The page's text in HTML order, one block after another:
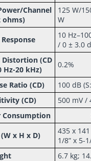
Channel
ohms)
125 W/
W
10
/ 0 ± 3.0
(CD
Hz-20 kHz)
0.2%
Ratio (CD)
100 dB
(CD)
500 mV /
Consumption
x H x D)
435 x
1/8” x 5-
6.7 kg;